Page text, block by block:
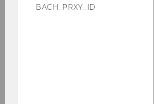
Exercise No. 2: Person in
Exercise No. 3: Customer
Exercise No. 5: Material and
BACH_PRXY_ID